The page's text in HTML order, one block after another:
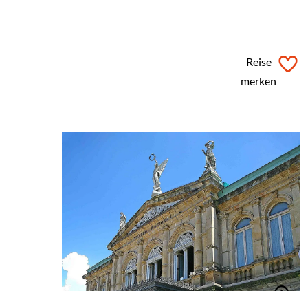
Reise
merken